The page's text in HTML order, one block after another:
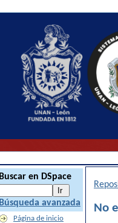
Buscar en DSpace
Búsqueda avanzada
Página de inicio
No